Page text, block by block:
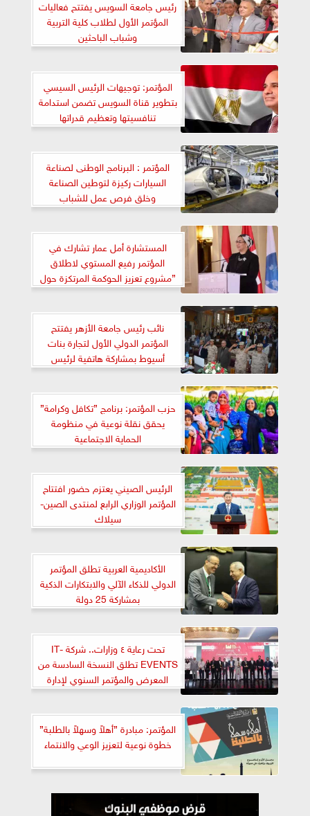
رئيس جامعة السويس يفتتح فعاليات
المؤتمر الأول لطلاب كلية التربية
وشباب الباحثين
المؤتمر: توجيهات الرئيس السيسي
بتطوير قناة السويس تضمن استدامة
تنافسيتها وتعظيم قدراتها
المؤتمر : البرنامج الوطنى لصناعة
السيارات ركيزة لتوطين الصناعة
وخلق فرص عمل للشباب
المستشارة أمل عمار تشارك في
المؤتمر رفيع المستوي لاطلاق
”مشروع تعزيز الحوكمة المرتكزة حول
المواطن في مصر ” والذي تنفذه
نائب رئيس جامعة الأزهر يفتتح
المؤتمر الدولي الأول لتجارة بنات
أسيوط بمشاركة هاتفية لرئيس
الجامعة
حزب المؤتمر: برنامج ”تكافل وكرامة”
يحقق نقلة نوعية في منظومة
الحماية الاجتماعية
الرئيس الصيني يعتزم حضور افتتاح
المؤتمر الوزاري الرابع لمنتدى الصين-
سيلاك
الأكاديمية العربية تطلق المؤتمر
الدولي للذكاء الآلي والابتكارات الذكية
بمشاركة 25 دولة
تحت رعاية ٤ وزارات.. شركة IT-
EVENTS تطلق النسخة السادسة من
المعرض والمؤتمر السنوي لإدارة
المرافق الثلاثاء المقبل
المؤتمر: مبادرة ”أهلاً وسهلاً بالطلبة”
خطوة نوعية لتعزيز الوعي والانتماء